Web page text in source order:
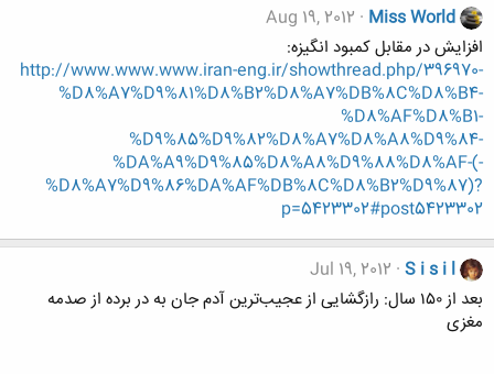
Miss World
Aug 19, 2012
افزایش در مقابل کمبود انگیزه:
http://www.www.www.iran-eng.ir/showthread.php/396970-
%D8%A7%D9%81%D8%B2%D8%A7%DB%8C%D8%B4-
%D8%AF%D8%B1-
%D9%85%D9%82%D8%A7%D8%A8%D9%84-
%DA%A9%D9%85%D8%A8%D9%88%D8%AF-(-
%D8%A7%D9%86%DA%AF%DB%8C%D8%B2%D9%87)?
p=5423302#post5423302
S i s i l
Jul 19, 2012
بعد از ۱۵۰ سال: رازگشایی از عجیب‌ترین آدم جان به در برده از صدمه
مغزی